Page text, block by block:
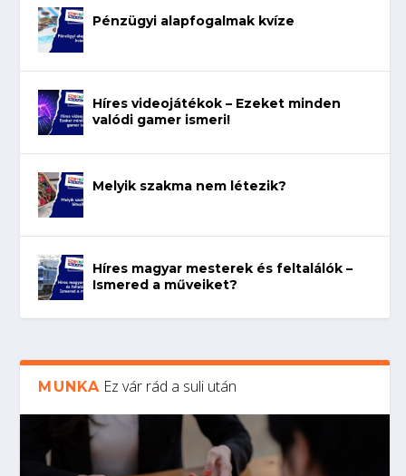
Pénzügyi alapfogalmak kvíze
Híres videojátékok – Ezeket minden
valódi gamer ismeri!
Melyik szakma nem létezik?
Híres magyar mesterek és feltalálók –
Ismered a műveiket?
MUNKA Ez vár rád a suli után